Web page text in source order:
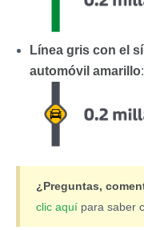
Línea gris con el
automóvil amarillo
¿Preguntas,
clic aquí para saber